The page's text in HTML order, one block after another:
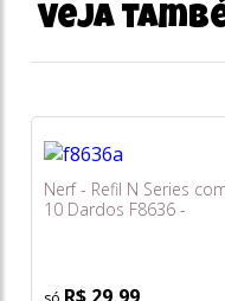
Veja
Nerf - Refil N Series
10 Dardos F8636 -
R$ 29,99